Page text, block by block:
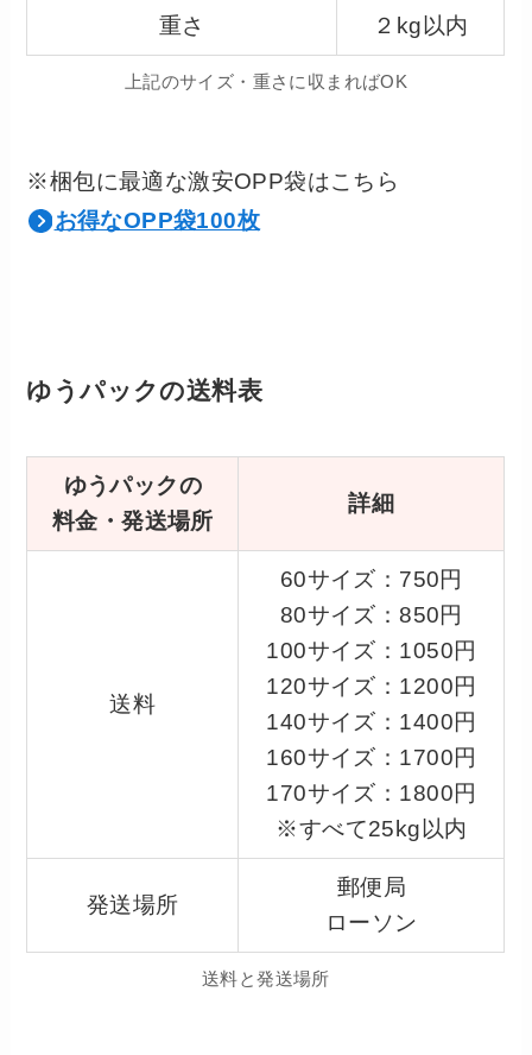
重さ ２kg以内
上記のサイズ・重さに収まればOK
※梱包に最適な激安OPP袋はこちら
お得なOPP袋100枚
ゆうパックの送料表
ゆうパックの
料金・発送場所
詳細
送料
60サイズ：750円
80サイズ：850円
100サイズ：1050円
120サイズ：1200円
140サイズ：1400円
160サイズ：1700円
170サイズ：1800円
※すべて25kg以内
発送場所
郵便局
ローソン
送料と発送場所